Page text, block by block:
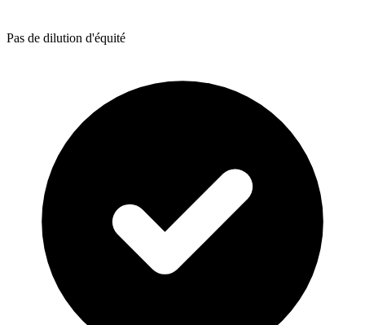
Pas de dilution d'équité